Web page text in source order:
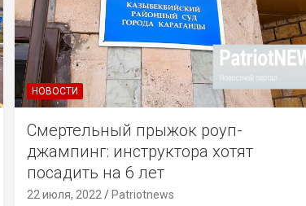
НОВОСТИ
Смертельный прыжок роуп-
джампинг: инструктора хотят
посадить на 6 лет
22 июля, 2022 Patriotnews